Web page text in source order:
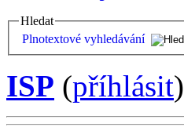
Hledat
Plnotextové vyhledávání
ISP (příhlásit)